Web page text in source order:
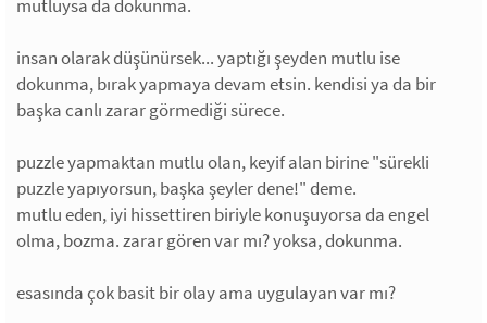
mutluysa da dokunma.
insan olarak düşünürsek... yaptığı şeyden mutlu ise
dokunma, bırak yapmaya devam etsin. kendisi ya da bir
başka canlı zarar görmediği sürece.
puzzle yapmaktan mutlu olan, keyif alan birine "sürekli
puzzle yapıyorsun, başka şeyler dene!" deme.
mutlu eden, iyi hissettiren biriyle konuşuyorsa da engel
olma, bozma. zarar gören var mı? yoksa, dokunma.
esasında çok basit bir olay ama uygulayan var mı?